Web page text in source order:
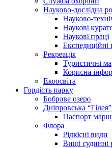
Науково-дослідна
Науково-
Наукові
Наукові праці
Експедиційні
Рекреація
Туристичні
Корисна
Екоосвіта
Гордість парку
Боброве озеро
Дніпровська “Гілея”
Паспорт
Флора
Рідкісні види
Вищі судинні